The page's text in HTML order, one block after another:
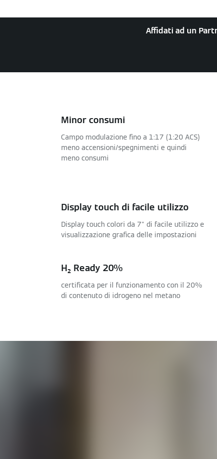
Affidati ad un
Minor consumi
Campo modulazione fino a 1:17 (1:20 ACS)
meno accensioni/spegnimenti e quindi
meno consumi
Display touch di facile utilizzo
Display touch colori da 7" di facile utilizzo e
visualizzazione grafica delle impostazioni
H₂ Ready 20%
certificata per il funzionamento con il 20%
di contenuto di idrogeno nel metano